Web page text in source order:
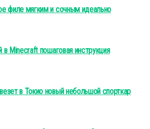
филе мягким и сочным идеально
в Minecraft пошаговая инструкция
в Токио новый небольшой спорткар